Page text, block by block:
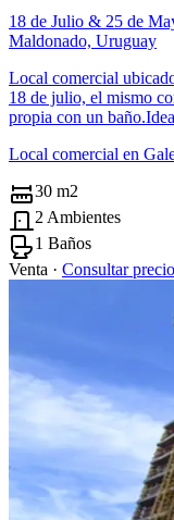
18 de Julio & 25 de
Maldonado, Uruguay
Local comercial
18 de julio, el mismo
propia con un
Local comercial en
30 m2
2 Ambientes
1 Baños
Venta · Consultar precio